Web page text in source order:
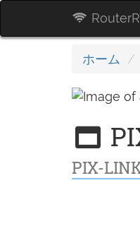
ホーム
PIX-